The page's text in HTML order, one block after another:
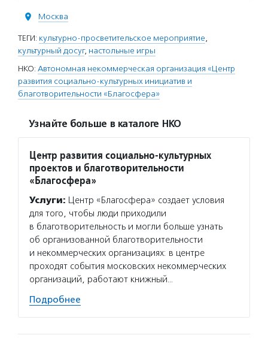
Москва
ТЕГИ: культурно-просветительское мероприятие,
культурный досуг, настольные игры
НКО: Автономная некоммерческая организация «Центр
развития социально-культурных инициатив и
благотворительности «Благосфера»
Узнайте больше в каталоге НКО
Центр развития социально-культурных
проектов и благотворительности
«Благосфера»
Услуги: Центр «Благосфера» создает условия
для того, чтобы люди приходили
в благотворительность и могли больше узнать
об организованной благотворительности
и некоммерческих организациях: в центре
проходят события московских некоммерческих
организаций, работают книжный…
Подробнее